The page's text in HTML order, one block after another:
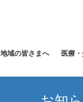
地域の皆さまへ 医療